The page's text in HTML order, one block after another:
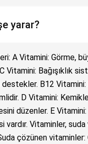
yarar?
A Vitamini: Görme,
Vitamini: Bağışıklık
B12
D Vitamini:
düzenler. E
vardır. Vitaminler,
çözünen